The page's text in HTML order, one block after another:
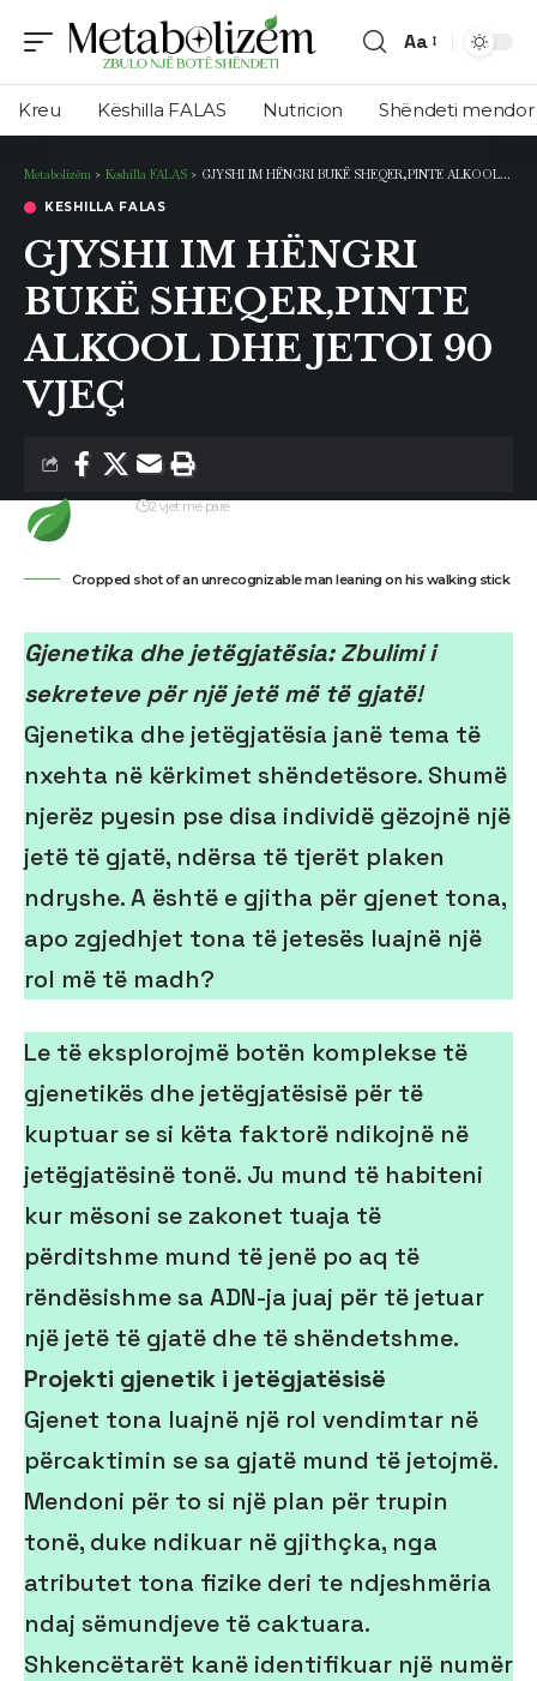
Ndryshimi
i
madhësisë
shkronjave
Aa
Kreu Këshilla FALAS Nutricion Shëndeti mendor
Metabolizëm > Keshilla FALAS > GJYSHI IM HËNGRI BUKË SHEQER,PINTE ALKOOL DHE JETOI 90 VJEÇ
KESHILLA FALAS
GJYSHI IM HËNGRI
BUKË SHEQER,PINTE
ALKOOL DHE JETOI 90
VJEÇ
2 vjet më parë
Cropped shot of an unrecognizable man leaning on his walking stick
Gjenetika dhe jetëgjatësia: Zbulimi i
sekreteve për një jetë më të gjatë!
Gjenetika dhe jetëgjatësia janë tema të
nxehta në kërkimet shëndetësore. Shumë
njerëz pyesin pse disa individë gëzojnë një
jetë të gjatë, ndërsa të tjerët plaken
ndryshe. A është e gjitha për gjenet tona,
apo zgjedhjet tona të jetesës luajnë një
rol më të madh?
Le të eksplorojmë botën komplekse të
gjenetikës dhe jetëgjatësisë për të
kuptuar se si këta faktorë ndikojnë në
jetëgjatësinë tonë. Ju mund të habiteni
kur mësoni se zakonet tuaja të
përditshme mund të jenë po aq të
rëndësishme sa ADN-ja juaj për të jetuar
një jetë të gjatë dhe të shëndetshme.
Projekti gjenetik i jetëgjatësisë
Gjenet tona luajnë një rol vendimtar në
përcaktimin se sa gjatë mund të jetojmë.
Mendoni për to si një plan për trupin
tonë, duke ndikuar në gjithçka, nga
atributet tona fizike deri te ndjeshmëria
ndaj sëmundjeve të caktuara.
Shkencëtarët kanë identifikuar një numër